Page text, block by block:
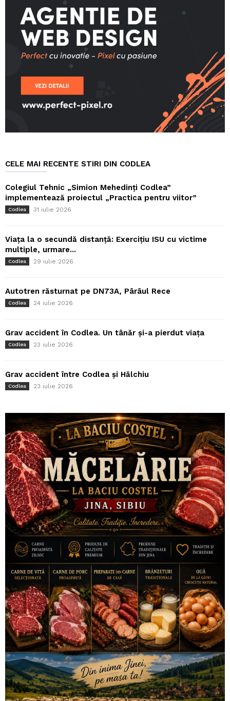
CELE MAI RECENTE STIRI DIN CODLEA
Colegiul Tehnic „Simion Mehedinți Codlea”
implementează proiectul „Practica pentru viitor”
Codlea 31 iulie 2026
Viața la o secundă distanță: Exercițiu ISU cu victime
multiple, urmare...
Codlea 29 iulie 2026
Autotren răsturnat pe DN73A, Pârâul Rece
Codlea 24 iulie 2026
Grav accident în Codlea. Un tânăr și-a pierdut viața
Codlea 23 iulie 2026
Grav accident între Codlea și Hălchiu
Codlea 23 iulie 2026